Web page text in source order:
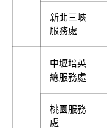
新北三峽
服務處
中壢培英
總服務處
桃園服務
處